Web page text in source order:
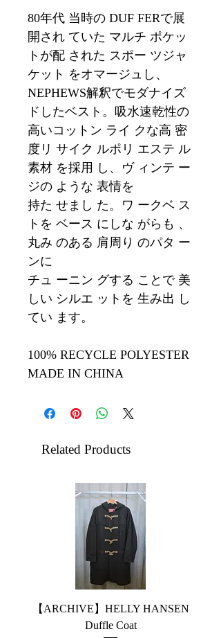
80年代 当時の DUF FERで展
開され ていた マルチ ポケッ
トが配 された スポー ツジャ
ケット をオマージュし、
NEPHEWS解釈でモダナイズ
ドしたベスト。吸水速乾性の
高いコットン ライ クな高 密
度リ サイク ルポリ エステ ル
素材 を採用 し、ヴ ィンテ ー
ジの ような 表情を
持た せまし た。ワ ークベ ス
トを ベース にしな がらも 、
丸み のある 肩周り のパタ ー
ンに
チュ ーニン グする ことで 美
しい シルエ ットを 生み出 し
てい ます。
100% RECYCLE POLYESTER
MADE IN CHINA
Related Products
【ARCHIVE】HELLY HANSEN
Duffle Coat